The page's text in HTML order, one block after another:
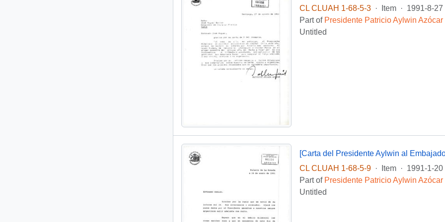
CL CLUAH 1-68-5-3 · Item · 1991-8-27
Part of Presidente Patricio Aylwin
Untitled
CL CLUAH 1-68-5-9 · Item · 1991-1-20
Part of Presidente Patricio Aylwin
Untitled